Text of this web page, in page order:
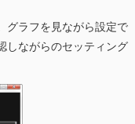
ラフを見ながら設定で
しながらのセッティング